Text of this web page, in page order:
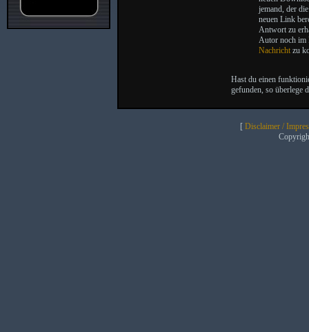
jemand, der
neuen Link
Antwort zu
Autor noch im
Nachricht zu
Hast du einen
gefunden, so überlege
[ Disclaimer /